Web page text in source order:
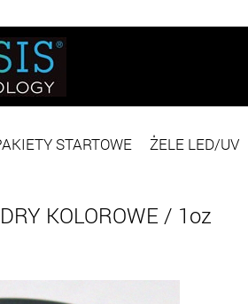
STARTOWE ŻELE LED/UV
KOLOROWE / 1oz